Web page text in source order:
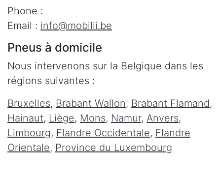
Phone :
Email : info@mobilii.be
Pneus à domicile
Nous intervenons sur la Belgique dans les
régions suivantes :
Bruxelles, Brabant Wallon, Brabant Flamand,
Hainaut, Liège, Mons, Namur, Anvers,
Limbourg, Flandre Occidentale, Flandre
Orientale, Province du Luxembourg